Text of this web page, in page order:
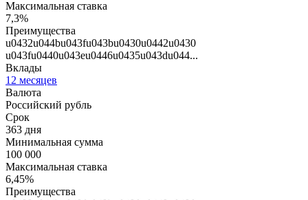
Максимальная ставка
7,3%
Преимущества
u0432u044bu043fu043bu0430u0442u0430
u043fu0440u043eu0446u0435u043du044...
Вклады
12 месяцев
Валюта
Российский рубль
Срок
363 дня
Минимальная сумма
100 000
Максимальная ставка
6,45%
Преимущества